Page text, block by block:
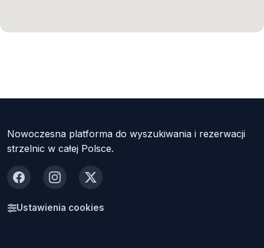
Nowoczesna platforma do wyszukiwania i rezerwacji
strzelnic w całej Polsce.
FacebookInstagram
X
Ustawienia cookies